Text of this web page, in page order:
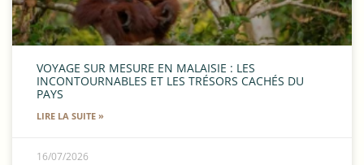
VOYAGE SUR MESURE EN MALAISIE : LES
INCONTOURNABLES ET LES TRÉSORS CACHÉS DU
PAYS
LIRE LA SUITE »
16/07/2026